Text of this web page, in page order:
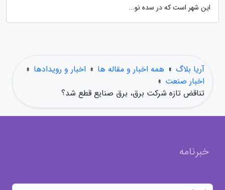
این شهر است که در سده نو...
آریا بلاگ » همه اخبار و مقاله ها » اخبار و رویدادها »
اخبار صنعت »
تناقض تازه شرکت برق، برق صنایع قطع شد؟
خبرنامه